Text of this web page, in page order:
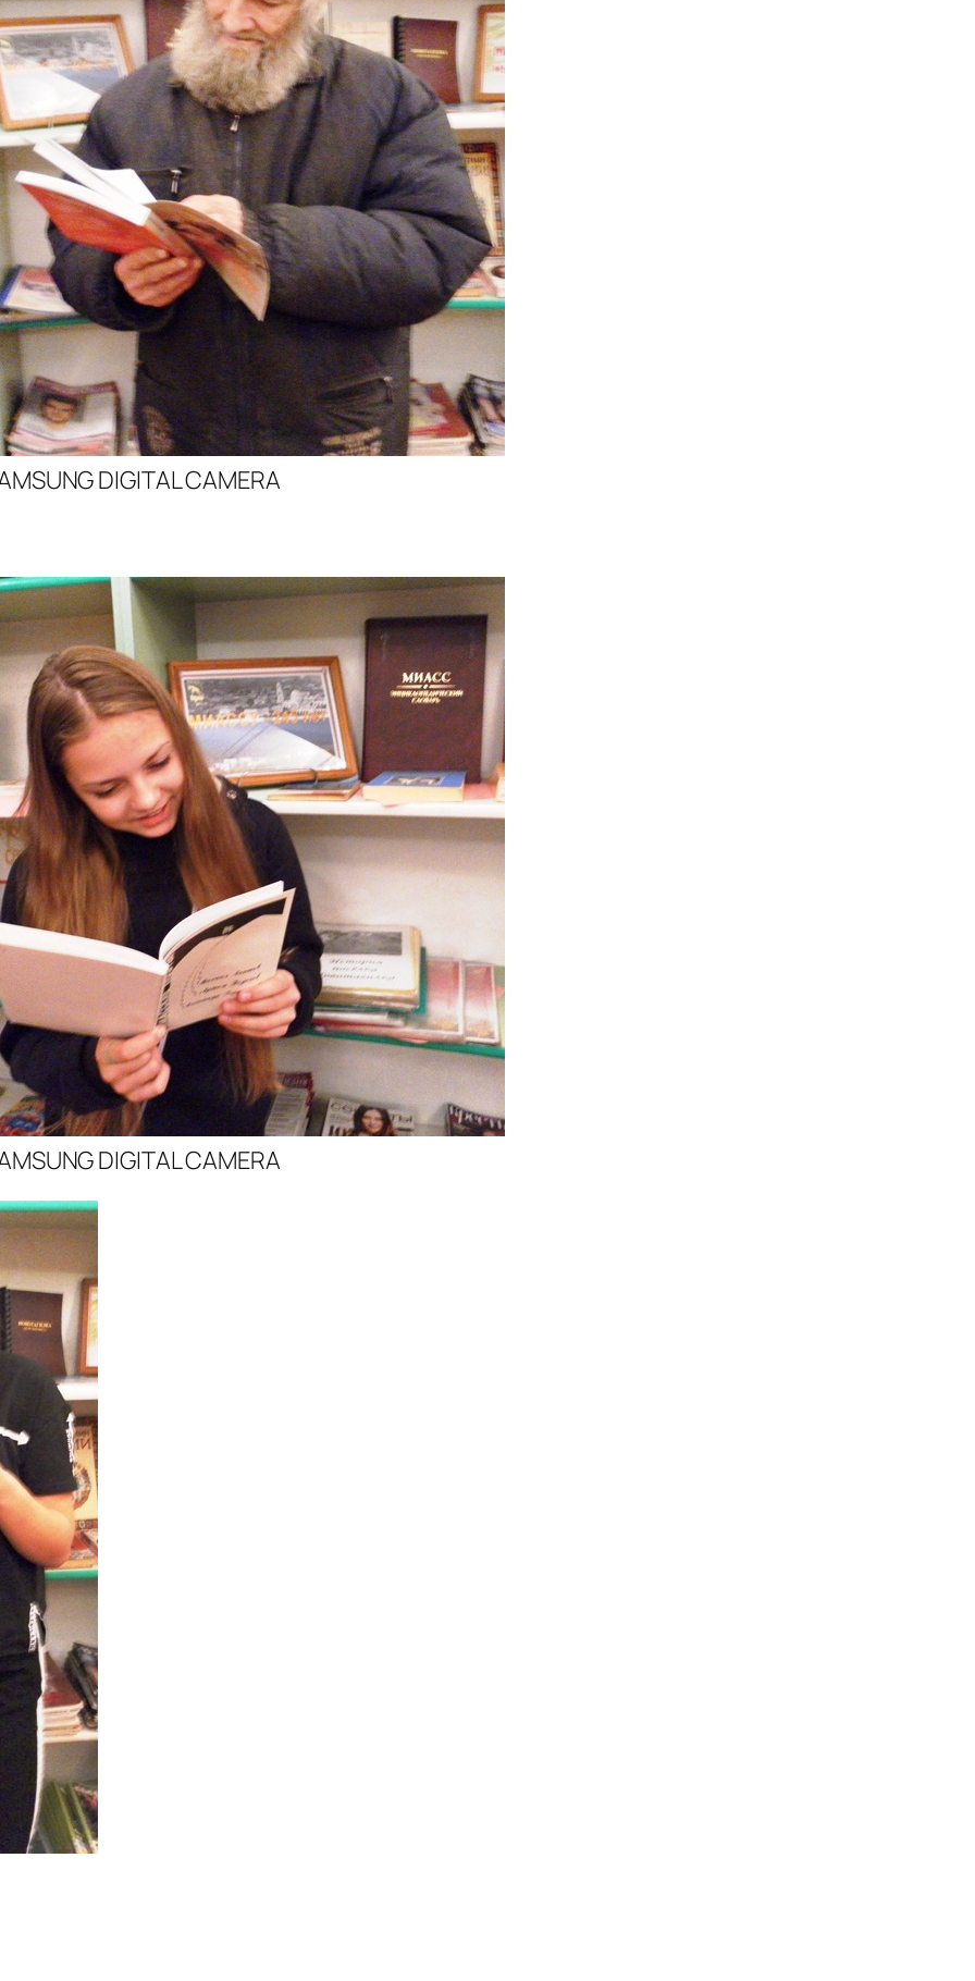
DIGITAL CAMERA
DIGITAL CAMERA